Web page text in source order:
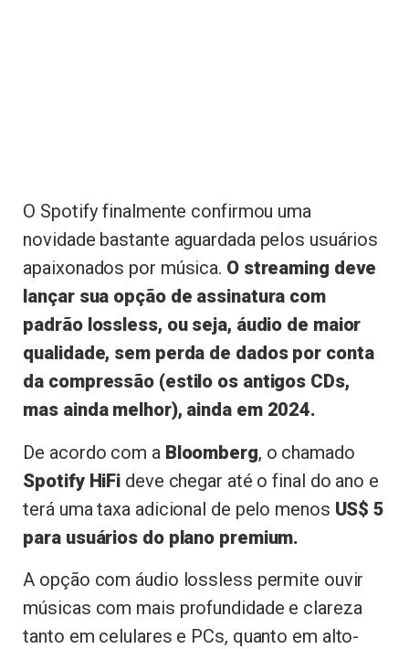
O Spotify finalmente confirmou uma
novidade bastante aguardada pelos usuários
apaixonados por música. O streaming deve
lançar sua opção de assinatura com
padrão lossless, ou seja, áudio de maior
qualidade, sem perda de dados por conta
da compressão (estilo os antigos CDs,
mas ainda melhor), ainda em 2024.
De acordo com a Bloomberg, o chamado
Spotify HiFi deve chegar até o final do ano e
terá uma taxa adicional de pelo menos US$ 5
para usuários do plano premium.
A opção com áudio lossless permite ouvir
músicas com mais profundidade e clareza
tanto em celulares e PCs, quanto em alto-